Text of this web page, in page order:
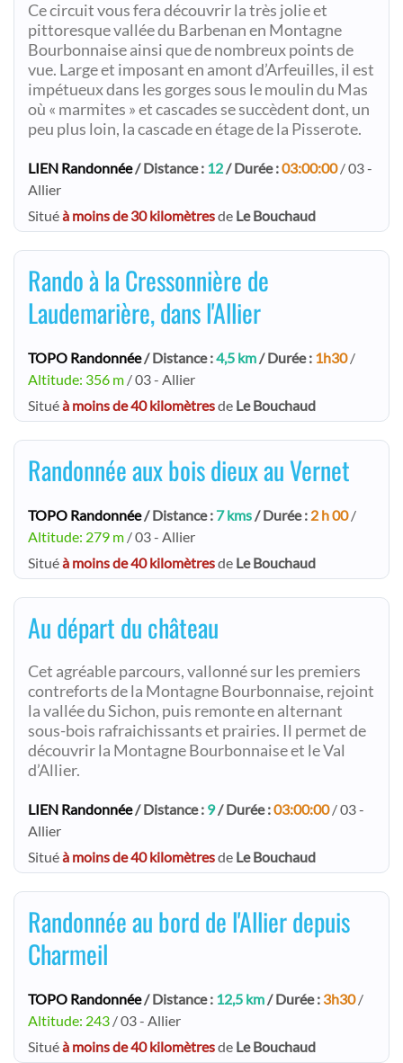
Ce circuit vous fera découvrir la très jolie et
pittoresque vallée du Barbenan en Montagne
Bourbonnaise ainsi que de nombreux points de
vue. Large et imposant en amont d’Arfeuilles, il est
impétueux dans les gorges sous le moulin du Mas
où « marmites » et cascades se succèdent dont, un
peu plus loin, la cascade en étage de la Pisserote.
LIEN Randonnée/ Distance : 12/ Durée :03:00:00/ 03 -
Allier
Situéà moins de 30 kilomètresde Le Bouchaud
Rando à la Cressonnière de
Laudemarière, dans l'Allier
TOPO Randonnée/ Distance :4,5 km/ Durée : 1h30/
Altitude: 356 m / 03 - Allier
Situéà moins de 40 kilomètresde Le Bouchaud
Randonnée aux bois dieux au Vernet
TOPO Randonnée/ Distance : 7 kms/ Durée : 2 h 00/
Altitude: 279 m / 03 - Allier
Situéà moins de 40 kilomètresde Le Bouchaud
Au départ du château
Cet agréable parcours, vallonné sur les premiers
contreforts de la Montagne Bourbonnaise, rejoint
la vallée du Sichon, puis remonte en alternant
sous-bois rafraichissants et prairies. Il permet de
découvrir la Montagne Bourbonnaise et le Val
d’Allier.
LIEN Randonnée/ Distance : 9/ Durée :03:00:00/ 03 -
Allier
Situéà moins de 40 kilomètresde Le Bouchaud
Randonnée au bord de l'Allier depuis
Charmeil
TOPO Randonnée/ Distance : 12,5 km/ Durée : 3h30/
Altitude: 243 / 03 - Allier
Situéà moins de 40 kilomètresde Le Bouchaud